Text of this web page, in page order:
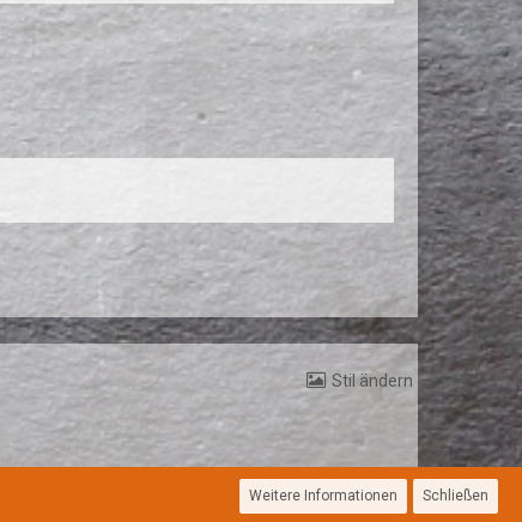
Stil ändern
Weitere Informationen Schließen